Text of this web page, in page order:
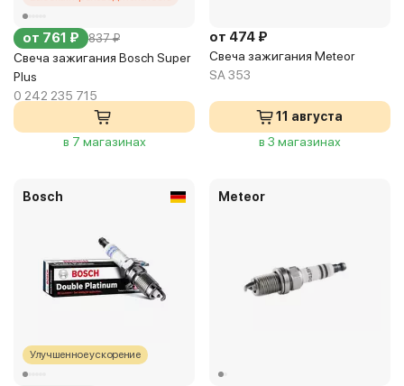
от 761 ₽ 837 ₽
Свеча зажигания Bosch Super
Plus
0 242 235 715
в 7 магазинах
от 474 ₽
Свеча зажигания Meteor
SA 353
11 августа
в 3 магазинах
Bosch
Улучшенное ускорение
Meteor